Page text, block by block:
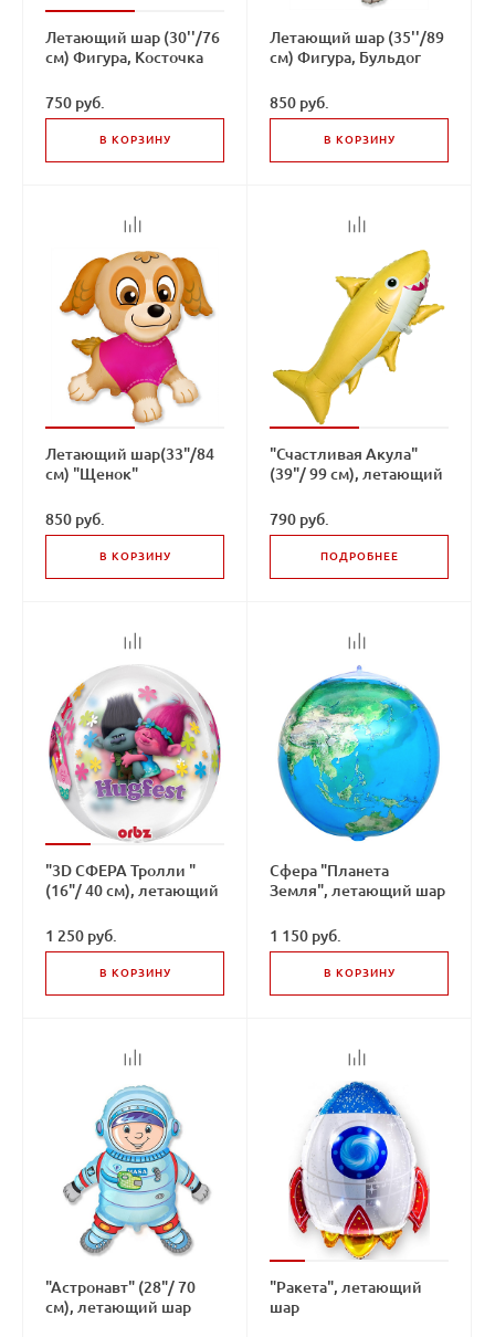
Летающий шар (30''/76
см) Фигура, Косточка
750 руб.
В КОРЗИНУ
Летающий шар (35''/89
см) Фигура, Бульдог
850 руб.
В КОРЗИНУ
Летающий шар(33"/84
см) "Щенок"
850 руб.
В КОРЗИНУ
"Счастливая Акула"
(39"/ 99 см), летающий
790 руб.
ПОДРОБНЕЕ
"3D СФЕРА Тролли "
(16"/ 40 см), летающий
1 250 руб.
В КОРЗИНУ
Сфера "Планета
Земля", летающий шар
1 150 руб.
В КОРЗИНУ
"Астронавт" (28"/ 70
см), летающий шар
"Ракета", летающий
шар